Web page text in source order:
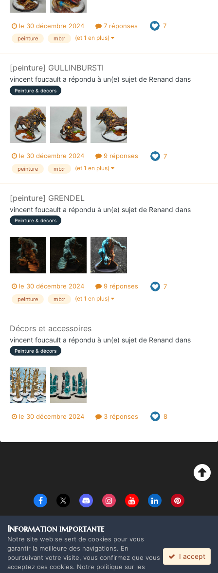
le 30 décembre 2024 7 réponses 7
peinture mb:r (et 1 en plus)
[peinture] GULLINBURSTI
vincent foucault a répondu à un(e) sujet de Renand dans
Peinture & décors
le 30 décembre 2024 9 réponses 7
peinture mb:r (et 1 en plus)
[peinture] GRENDEL
vincent foucault a répondu à un(e) sujet de Renand dans
Peinture & décors
le 30 décembre 2024 9 réponses 7
peinture mb:r (et 1 en plus)
Décors et accessoires
vincent foucault a répondu à un(e) sujet de Renand dans
Peinture & décors
le 30 décembre 2024 3 réponses 8
Copyright Monolith Board Games & The overlord 2016 ©
Powered by Invision Community
Information importante
Notre site web se sert de cookies pour vous
garantir la meilleure des navigations. En
poursuivant votre visite, vous confirmez que vous
acceptez ces cookies. Notre politique sur les
I accept